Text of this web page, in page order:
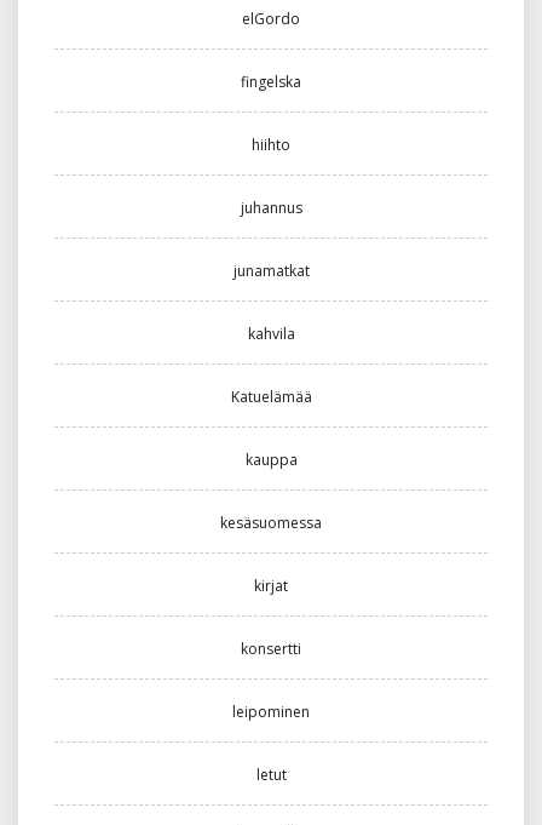
elGordo
fingelska
hiihto
juhannus
junamatkat
kahvila
Katuelämää
kauppa
kesäsuomessa
kirjat
konsertti
leipominen
letut